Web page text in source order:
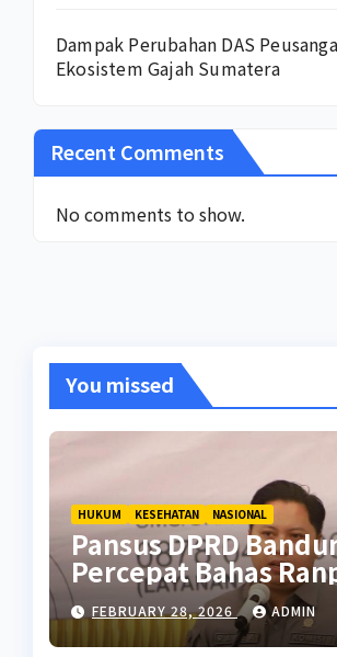
Dampak Perubahan DAS
Ekosistem Gajah Sumatera
Recent Comments
No comments to show.
You missed
HUKUM KESEHATAN NASIONAL
Pansus DPRD
Percepat Bahas
Pencegahan Seks
FEBRUARY 28, 2026 ADMIN